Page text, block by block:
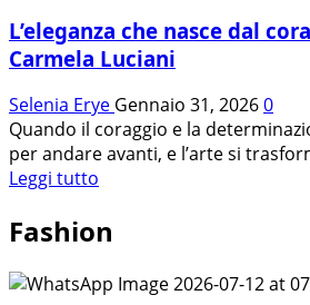
L’eleganza che nasce dal
Carmela Luciani
Selenia Erye Gennaio 31, 20260
Quando il coraggio e la
per andare avanti, e l’arte si
Leggi tutto
più
L’eleganza
che
Fashion